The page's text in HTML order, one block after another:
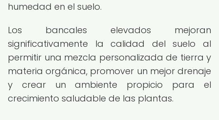
humedad en el suelo.
Los bancales elevados mejoran
significativamente la calidad del suelo al
permitir una mezcla personalizada de tierra y
materia orgánica, promover un mejor drenaje
y crear un ambiente propicio para el
crecimiento saludable de las plantas.